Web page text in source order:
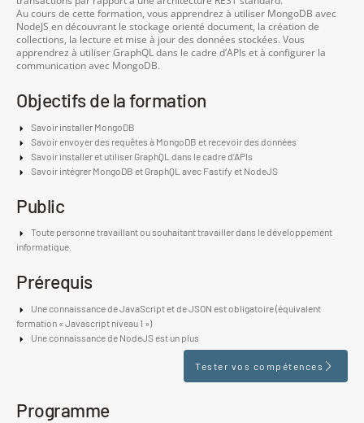
Au cours de cette formation, vous apprendrez à utiliser MongoDB avec
NodeJS en découvrant le stockage orienté document, la création de
collections, la lecture et mise à jour des données stockées. Vous
apprendrez à utiliser GraphQL dans le cadre d’APIs et à configurer la
communication avec MongoDB.
Objectifs de la formation
Savoir installer MongoDB
Savoir envoyer des requêtes à MongoDB et recevoir des données
Savoir installer et utiliser GraphQL dans le cadre d’APIs
Savoir intégrer MongoDB et GraphQL avec Fastify et NodeJS
Public
Toute personne travaillant ou souhaitant travailler dans le développement
informatique.
Prérequis
Une connaissance de JavaScript et de JSON est obligatoire (équivalent
formation « Javascript niveau 1 »)
Une connaissance de NodeJS est un plus
Tester vos compétences
Programme